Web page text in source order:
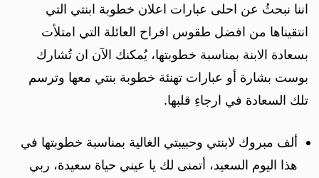
اننا نبحثُ عن احلى عبارات اعلان خطوبة ابنتي التي
انتقيناها من افضل طقوس افراح العائلة التي امتلأت
بسعادة الابنة بمناسبة خطوبتها، يُمكنك الآن ان تُشارك
بوست بشارة أو عبارات تهنئة خطوبة بنتي معها وترسم
تلك السعادة في ارجاءِ قلبها.
ألف مبروك لابنتي وحبيبتي الغالية بمناسبة خطوبتها في
هذا اليوم السعيد، أتمنى لك يا عيني حياة سعيدة، ربي